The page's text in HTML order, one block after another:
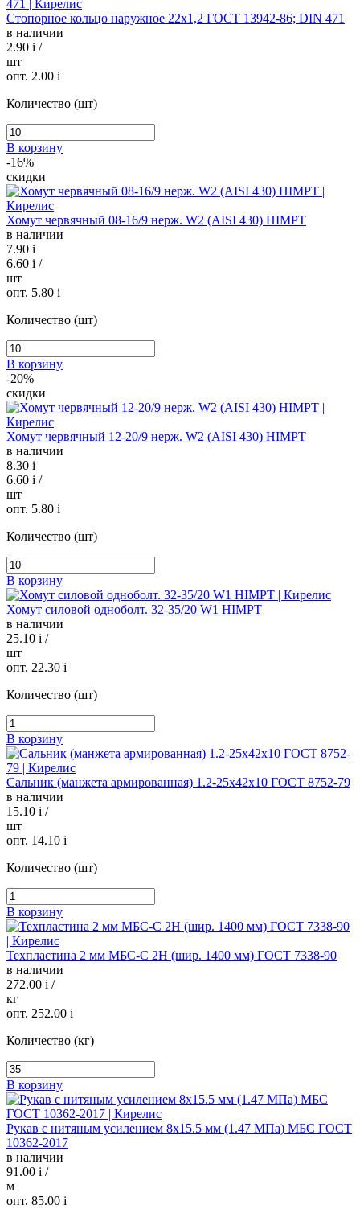
Стопорное кольцо наружное 22х1,2 ГОСТ 13942-86; DIN 471
в наличии
2.90 i /
шт
опт. 2.00 i
Количество (шт)
В корзину
-16%
скидки
Хомут червячный 08-16/9 нерж. W2 (AISI 430) HIMPT
в наличии
7.90 i
6.60 i /
шт
опт. 5.80 i
Количество (шт)
В корзину
-20%
скидки
Хомут червячный 12-20/9 нерж. W2 (AISI 430) HIMPT
в наличии
8.30 i
6.60 i /
шт
опт. 5.80 i
Количество (шт)
В корзину
Хомут силовой одноболт. 32-35/20 W1 HIMPT
в наличии
25.10 i /
шт
опт. 22.30 i
Количество (шт)
В корзину
Сальник (манжета армированная) 1.2-25х42х10 ГОСТ 8752-79
в наличии
15.10 i /
шт
опт. 14.10 i
Количество (шт)
В корзину
Техпластина 2 мм МБС-С 2Н (шир. 1400 мм) ГОСТ 7338-90
в наличии
272.00 i /
кг
опт. 252.00 i
Количество (кг)
В корзину
Рукав с нитяным усилением 8х15.5 мм (1.47 МПа) МБС ГОСТ
10362-2017
в наличии
91.00 i /
м
опт. 85.00 i